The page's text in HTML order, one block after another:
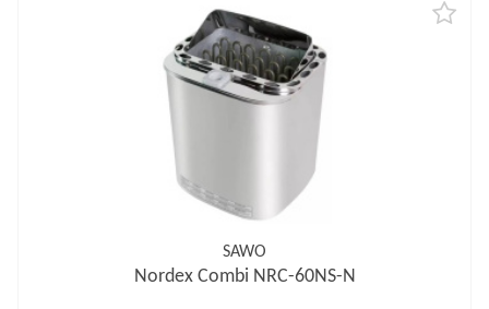
SAWO
Nordex Combi NRC-60NS-N